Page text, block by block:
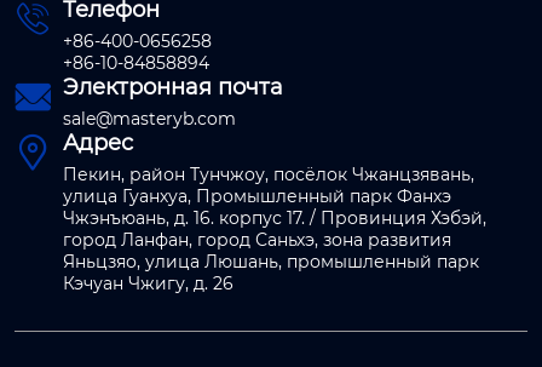
 Телефон
+86-400-0656258
+86-10-84858894
 Электронная почта
sale@masteryb.com
 Адрес
Пекин, район Тунчжоу, посёлок Чжанцзявань,
улица Гуанхуа, Промышленный парк Фанхэ
Чжэнъюань, д. 16. корпус 17. / Провинция Хэбэй,
город Ланфан, город Саньхэ, зона развития
Яньцзяо, улица Люшань, промышленный парк
Кэчуан Чжигу, д. 26